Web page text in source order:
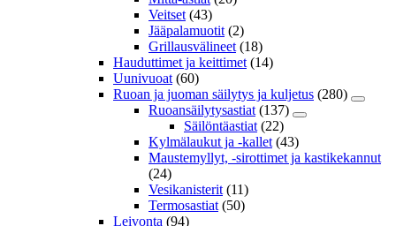
Veitset (43)
Jääpalamuotit (2)
Grillausvälineet (18)
Hauduttimet ja keittimet (14)
Uunivuoat (60)
Ruoan ja juoman säilytys ja kuljetus (280)
Ruoansäilytysastiat (137)
Säilöntäastiat (22)
Kylmälaukut ja -kallet (43)
Maustemyllyt, -sirottimet ja kastikekannut
(24)
Vesikanisterit (11)
Termosastiat (50)
Leivonta (94)